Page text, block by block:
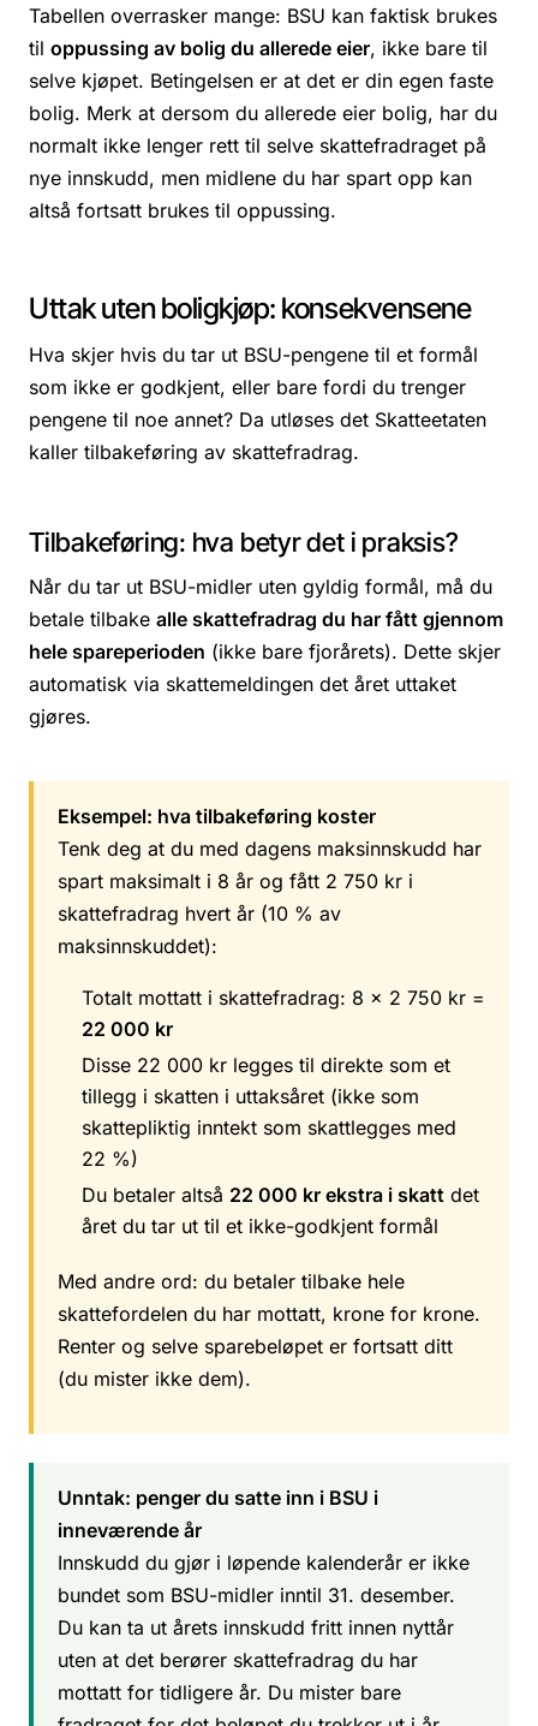
Tabellen overrasker mange: BSU kan faktisk brukes
til oppussing av bolig du allerede eier, ikke bare til
selve kjøpet. Betingelsen er at det er din egen faste
bolig. Merk at dersom du allerede eier bolig, har du
normalt ikke lenger rett til selve skattefradraget på
nye innskudd, men midlene du har spart opp kan
altså fortsatt brukes til oppussing.
Uttak uten boligkjøp: konsekvensene
Hva skjer hvis du tar ut BSU-pengene til et formål
som ikke er godkjent, eller bare fordi du trenger
pengene til noe annet? Da utløses det Skatteetaten
kaller tilbakeføring av skattefradrag.
Tilbakeføring: hva betyr det i praksis?
Når du tar ut BSU-midler uten gyldig formål, må du
betale tilbake alle skattefradrag du har fått gjennom
hele spareperioden (ikke bare fjorårets). Dette skjer
automatisk via skattemeldingen det året uttaket
gjøres.
Eksempel: hva tilbakeføring koster
Tenk deg at du med dagens maksinnskudd har
spart maksimalt i 8 år og fått 2 750 kr i
skattefradrag hvert år (10 % av
maksinnskuddet):
Totalt mottatt i skattefradrag: 8 x 2 750 kr =
22 000 kr
Disse 22 000 kr legges til direkte som et
tillegg i skatten i uttaksåret (ikke som
skattepliktig inntekt som skattlegges med
22 %)
Du betaler altså 22 000 kr ekstra i skatt det
året du tar ut til et ikke-godkjent formål
Med andre ord: du betaler tilbake hele
skattefordelen du har mottatt, krone for krone.
Renter og selve sparebeløpet er fortsatt ditt
(du mister ikke dem).
Unntak: penger du satte inn i BSU i
inneværende år
Innskudd du gjør i løpende kalenderår er ikke
bundet som BSU-midler inntil 31. desember.
Du kan ta ut årets innskudd fritt innen nyttår
uten at det berører skattefradrag du har
mottatt for tidligere år. Du mister bare